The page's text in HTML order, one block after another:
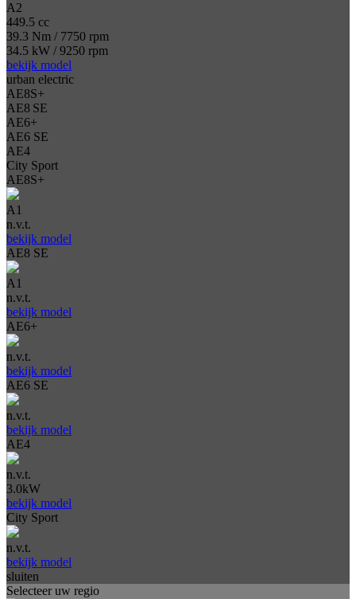
A2
449.5 cc
39.3 Nm / 7750 rpm
34.5 kW / 9250 rpm
bekijk model
urban electric
AE8S+
AE8 SE
AE6+
AE6 SE
AE4
City Sport
AE8S+
A1
n.v.t.
bekijk model
AE8 SE
A1
n.v.t.
bekijk model
AE6+
n.v.t.
bekijk model
AE6 SE
n.v.t.
bekijk model
AE4
n.v.t.
3.0kW
bekijk model
City Sport
n.v.t.
bekijk model
sluiten
Selecteer uw regio